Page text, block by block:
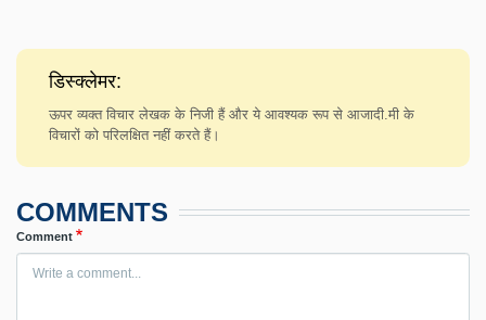
डिस्क्लेमर:
ऊपर व्यक्त विचार लेखक के निजी हैं और ये आवश्यक रूप से आजादी.मी के
विचारों को परिलक्षित नहीं करते हैं।
COMMENTS
Comment